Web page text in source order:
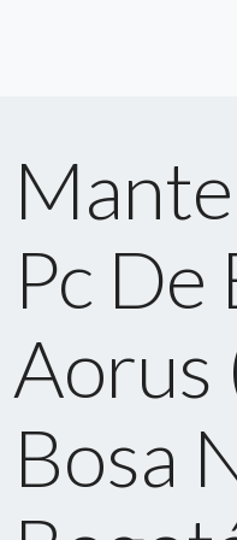
Pc De
Aorus
Bosa